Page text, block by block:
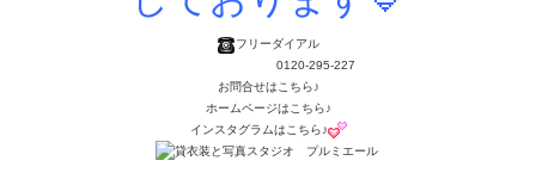
フリーダイアル
0120-295-227
お問合せはこちら♪
ホームページはこちら♪
インスタグラムはこちら♪